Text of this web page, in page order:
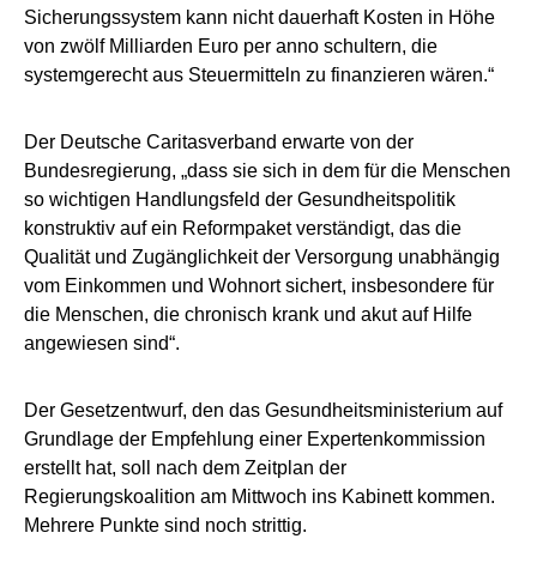
Sicherungssystem kann nicht dauerhaft Kosten in Höhe
von zwölf Milliarden Euro per anno schultern, die
systemgerecht aus Steuermitteln zu finanzieren wären.“
Der Deutsche Caritasverband erwarte von der
Bundesregierung, „dass sie sich in dem für die Menschen
so wichtigen Handlungsfeld der Gesundheitspolitik
konstruktiv auf ein Reformpaket verständigt, das die
Qualität und Zugänglichkeit der Versorgung unabhängig
vom Einkommen und Wohnort sichert, insbesondere für
die Menschen, die chronisch krank und akut auf Hilfe
angewiesen sind“.
Der Gesetzentwurf, den das Gesundheitsministerium auf
Grundlage der Empfehlung einer Expertenkommission
erstellt hat, soll nach dem Zeitplan der
Regierungskoalition am Mittwoch ins Kabinett kommen.
Mehrere Punkte sind noch strittig.